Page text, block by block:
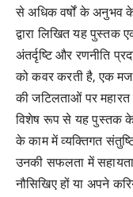
से अधिक वर्षों के अनुभव
द्वारा लिखित यह
अंतर्दृष्टि और रणनीति
को कवर करती है, एक
की जटिलताओं पर
विशेष रूप से यह पुस्तक
के काम में व्यक्तिगत
उनकी सफलता में
नौसिखिए हों या अपने